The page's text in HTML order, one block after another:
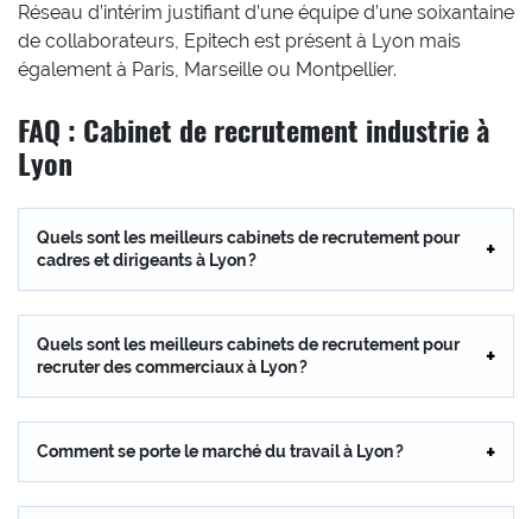
Réseau d’intérim justifiant d’une équipe d’une soixantaine
de collaborateurs, Epitech est présent à Lyon mais
également à Paris, Marseille ou Montpellier.
FAQ : Cabinet de recrutement industrie à
Lyon
Quels sont les meilleurs cabinets de recrutement pour
cadres et dirigeants à Lyon ?
Quels sont les meilleurs cabinets de recrutement pour
recruter des commerciaux à Lyon ?
Comment se porte le marché du travail à Lyon ?